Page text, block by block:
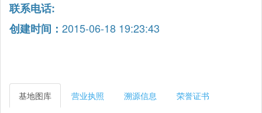
联系电话:
创建时间： 2015-06-18 19:23:43
基地图库 营业执照 溯源信息 荣誉证书